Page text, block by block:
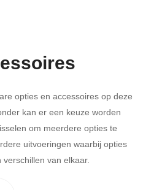
opties en accessoires op deze
kan er een keuze worden
om meerdere opties te
uitvoeringen waarbij opties
van elkaar.